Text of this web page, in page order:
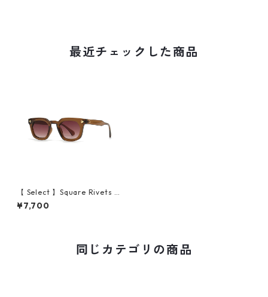
最近チェックした商品
【 Select 】Square Rivets N
ew Style Sunglasses (Tea/Te
a)
¥7,700
同じカテゴリの商品